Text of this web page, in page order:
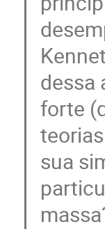
dessa
forte
sua